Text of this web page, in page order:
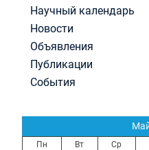
Научный календарь
Новости
Объявления
Публикации
События
Пн Вт Ср